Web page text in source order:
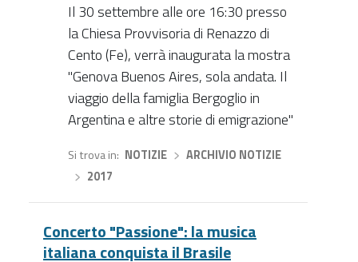
Il 30 settembre alle ore 16:30 presso
la Chiesa Provvisoria di Renazzo di
Cento (Fe), verrà inaugurata la mostra
"Genova Buenos Aires, sola andata. Il
viaggio della famiglia Bergoglio in
Argentina e altre storie di emigrazione"
Si trova in NOTIZIE›
ARCHIVIO NOTIZIE
2017
Concerto "Passione": la musica
italiana conquista il Brasile